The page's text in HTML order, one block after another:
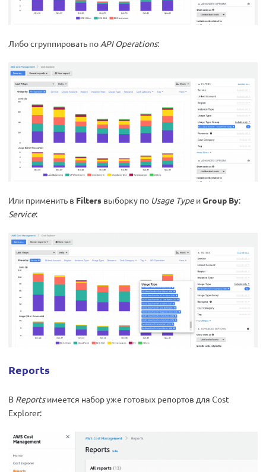
Либо сгруппировать по API Operations:
Или применить в Filters выборку по Usage TypeиGroup By:
Service:
Reports
В Reportsимеется набор уже готовых репортов для Cost
Explorer: